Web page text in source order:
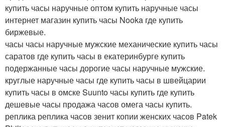
купить часы наручные оптом купить наручные часы
интернет магазин купить часы Nooka где купить
биржевые.
часы часы наручные мужские механические купить часы
саратов где купить часы в екатеринбурге купить
подержанные часы дорогие часы наручные мужские.
круглые наручные часы где купить часы в швейцарии
купить часы в омске Suunto часы купить где купить
дешевые часы продажа часов омега часы купить.
реплика реплика часов зенит копии женских часов Patek